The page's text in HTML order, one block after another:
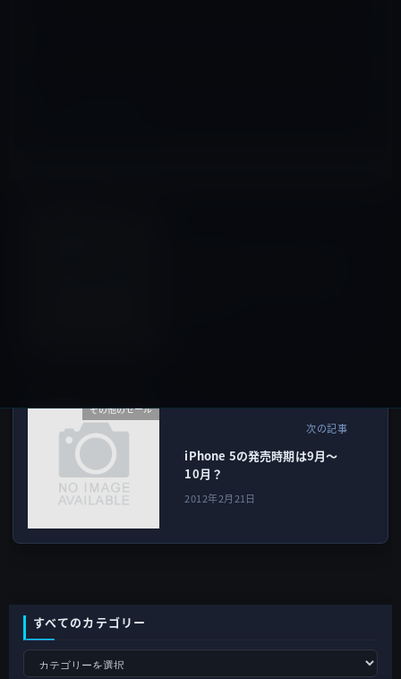
その他のセール
次の記事
iPhone 5の発売時期は9月〜
10月？
2012年2月21日
すべてのカテゴリー